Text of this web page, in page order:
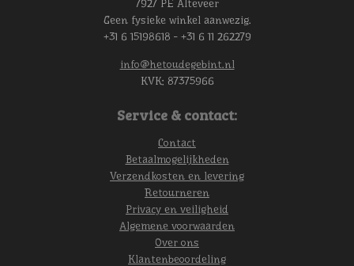
7927 PE Alteveer
Geen fysieke winkel aanwezig.
+31 6 15198618 - +31 6 11 262279
info@hetoudegebint.nl
KVK: 87375966
Service & contact:
Contact
Betaalmogelijkheden
Verzendkosten en levering
Retourneren
Privacy en veiligheid
Algemene voorwaarden
Over ons
Klantenbeoordeling